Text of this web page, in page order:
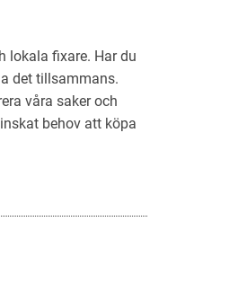
lokala fixare. Har du
det tillsammans.
våra saker och
behov att köpa